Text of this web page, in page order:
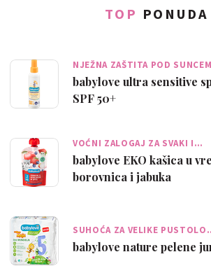
TOP PONUDA
NJEŽNA ZAŠTITA POD SUNCEM
babylove ultra sensitive
SPF 50+
VOĆNI ZALOGAJ ZA SVAKI I…
babylove EKO kašica u
borovnica i jabuka
SUHOĆA ZA VELIKE
babylove nature pelene